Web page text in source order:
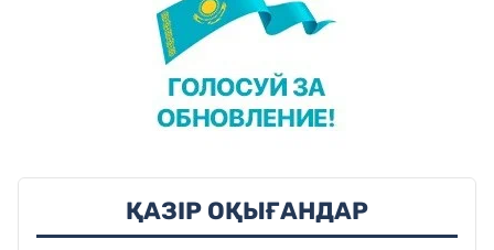
ҚАЗІР ОҚЫҒАНДАР